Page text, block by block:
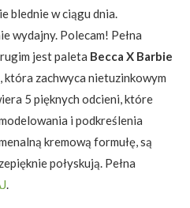
blednie w ciągu dnia.
wydajny. Polecam! Pełna
jest paleta Becca X Barbie
która zachwyca nietuzinkowym
5 pięknych odcieni, które
i podkreślenia
kremową formułę, są
połyskują. Pełna
.